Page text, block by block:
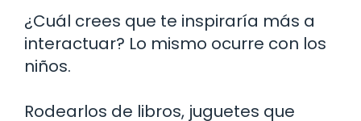
¿Cuál crees que te inspiraría más a
interactuar? Lo mismo ocurre con los
niños.
Rodearlos de libros, juguetes que